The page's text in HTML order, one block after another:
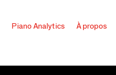
Piano Analytics À propos